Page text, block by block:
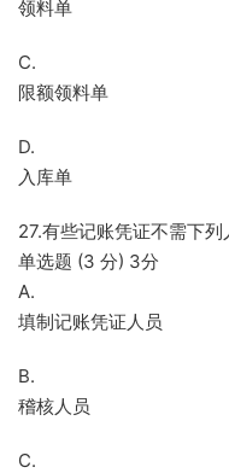
领料单
C.
限额领料单
D.
入库单
27.有些记账凭证不需下列
单选题 (3 分) 3分
A.
填制记账凭证人员
B.
稽核人员
C.